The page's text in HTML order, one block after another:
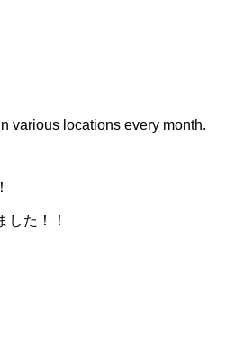
various locations every month.
た！！